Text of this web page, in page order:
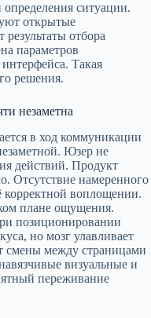
ситуации.
открытые
отбора
параметров
Такая
решения.
незаметна
в ход коммуникации
Юзер не
действий. Продукт
Отсутствие намеренного
корректной воплощении.
плане ощущения.
позиционировании
но мозг улавливает
смены между страницами
визуальные и
переживание